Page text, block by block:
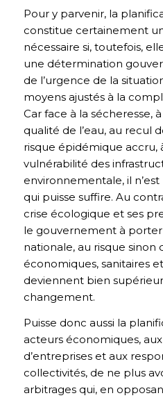
Pour y parvenir, la
constitue certainement
nécessaire si, toutefois,
une détermination
de l’urgence de la
moyens ajustés à la
Car face à la sécheresse,
qualité de l’eau, au recul
risque épidémique accru,
vulnérabilité des
environnementale, il
qui puisse suffire. Au
crise écologique et ses
le gouvernement à porter
nationale, au risque sinon
économiques, sanitaires
deviennent bien
changement.
Puisse donc aussi la
acteurs économiques,
d’entreprises et aux
collectivités, de ne plus
arbitrages qui, en